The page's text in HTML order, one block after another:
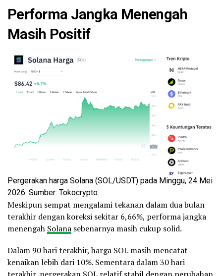
Performa Jangka Menengah
Masih Positif
Pergerakan harga Solana (SOL/USDT) pada Minggu, 24 Mei
2026. Sumber: Tokocrypto.
Meskipun sempat mengalami tekanan dalam dua bulan
terakhir dengan koreksi sekitar 6,66%, performa jangka
menengah Solana sebenarnya masih cukup solid.
Dalam 90 hari terakhir, harga SOL masih mencatat
kenaikan lebih dari 10%. Sementara dalam 30 hari